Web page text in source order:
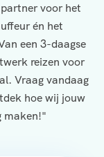
voor het
én het
een 3-daagse
reizen voor
Vraag vandaag
hoe wij jouw
maken!"